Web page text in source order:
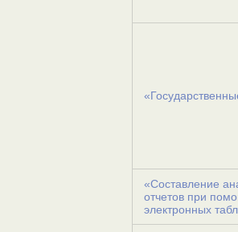
«Составление
отчетов при
электронных